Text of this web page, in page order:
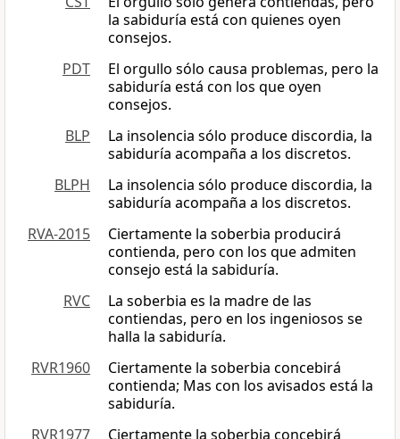
la sabiduría está con quienes oyen
consejos.
PDT
El orgullo sólo causa problemas, pero la
sabiduría está con los que oyen
consejos.
BLP
La insolencia sólo produce discordia, la
sabiduría acompaña a los discretos.
BLPH
La insolencia sólo produce discordia, la
sabiduría acompaña a los discretos.
RVA-2015
Ciertamente la soberbia producirá
contienda, pero con los que admiten
consejo está la sabiduría.
RVC
La soberbia es la madre de las
contiendas, pero en los ingeniosos se
halla la sabiduría.
RVR1960
Ciertamente la soberbia concebirá
contienda; Mas con los avisados está la
sabiduría.
RVR1977
Ciertamente la soberbia concebirá